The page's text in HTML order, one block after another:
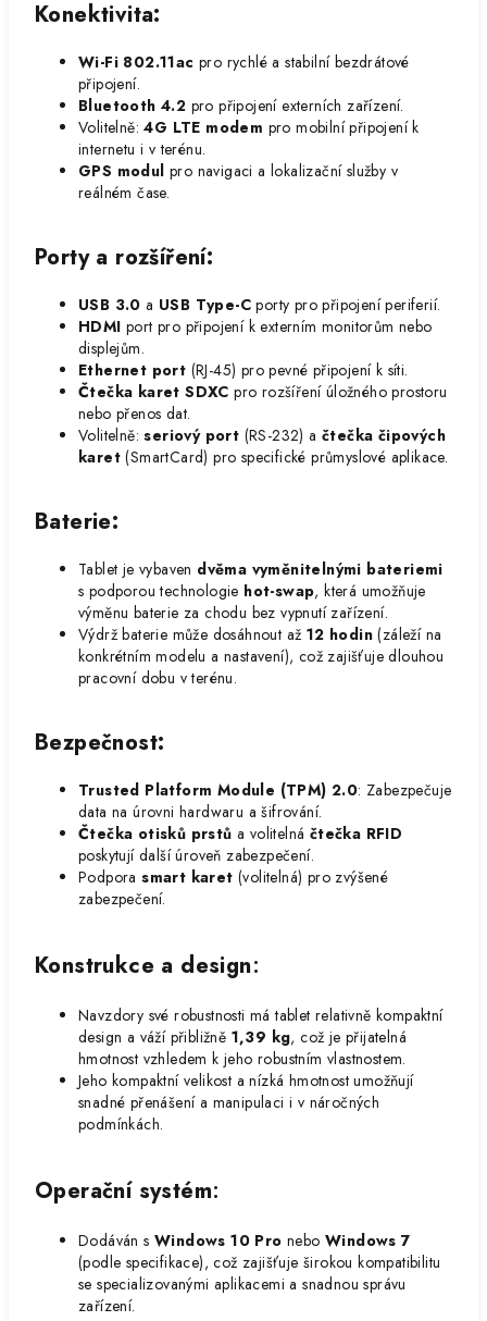
Konektivita:
Wi-Fi 802.11ac pro rychlé a stabilní bezdrátové
připojení.
Bluetooth 4.2 pro připojení externích zařízení.
Volitelně:4G LTE modem pro mobilní připojení k
internetu i v terénu.
GPS modul pro navigaci a lokalizační služby v
reálném čase.
Porty a rozšíření:
USB 3.0 a USB Type-C porty pro připojení periferií.
HDMI port pro připojení k externím monitorům nebo
displejům.
Ethernet port (RJ-45) pro pevné připojení k síti.
Čtečka karet SDXC pro rozšíření úložného prostoru
nebo přenos dat.
Volitelně:seriový port (RS-232) ačtečka čipových
karet (SmartCard) pro specifické průmyslové aplikace.
Baterie:
Tablet je vybaven dvěma vyměnitelnými bateriemi
s podporou technologie hot-swap, která umožňuje
výměnu baterie za chodu bez vypnutí zařízení.
Výdrž baterie může dosáhnout až 12 hodin (záleží na
konkrétním modelu a nastavení), což zajišťuje dlouhou
pracovní dobu v terénu.
Bezpečnost:
Trusted Platform Module (TPM) 2.0: Zabezpečuje
data na úrovni hardwaru a šifrování.
Čtečka otisků prstů a volitelná čtečka RFID
poskytují další úroveň zabezpečení.
Podporasmart karet (volitelná) pro zvýšené
zabezpečení.
Konstrukce a design:
Navzdory své robustnosti má tablet relativně kompaktní
design a váží přibližně 1,39 kg, což je přijatelná
hmotnost vzhledem k jeho robustním vlastnostem.
Jeho kompaktní velikost a nízká hmotnost umožňují
snadné přenášení a manipulaci i v náročných
podmínkách.
Operační systém:
Dodáván s Windows 10 Pro neboWindows 7
(podle specifikace), což zajišťuje širokou kompatibilitu
se specializovanými aplikacemi a snadnou správu
zařízení.